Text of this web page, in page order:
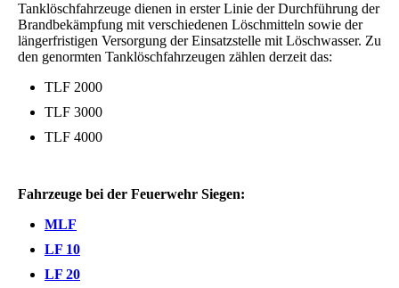
Tanklöschfahrzeuge dienen in erster Linie der Durchführung der
Brandbekämpfung mit verschiedenen Löschmitteln sowie der
längerfristigen Versorgung der Einsatzstelle mit Löschwasser. Zu
den genormten Tanklöschfahrzeugen zählen derzeit das:
TLF 2000
TLF 3000
TLF 4000
Fahrzeuge bei der Feuerwehr Siegen:
MLF
LF 10
LF 20